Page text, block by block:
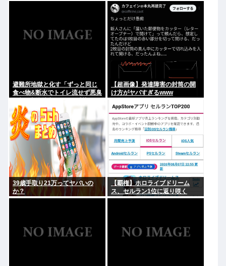
設 俺はもちろんFace the
った」「文〇砲より遥かに威力
は弱いが、僕のノロケ砲をお見
舞いする」
避難所地獄と化す「ずっと同じ
食べ物&断水でトイレ流せず悪臭
【超画像】発達障害の封筒の開
け方がヤバすぎるwww
39歳手取り21万ってヤバいの
か？
【覇権】ホロライブドリーム
ス、セルラン1位に返り咲く
WIWIWIWIWIWIWIWIWIWIWIWI